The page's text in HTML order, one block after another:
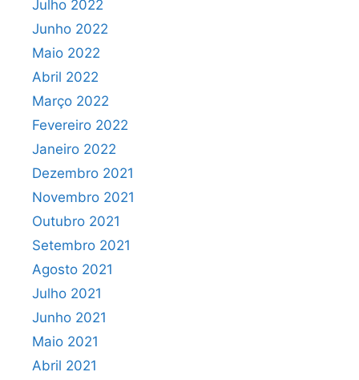
Julho 2022
Junho 2022
Maio 2022
Abril 2022
Março 2022
Fevereiro 2022
Janeiro 2022
Dezembro 2021
Novembro 2021
Outubro 2021
Setembro 2021
Agosto 2021
Julho 2021
Junho 2021
Maio 2021
Abril 2021